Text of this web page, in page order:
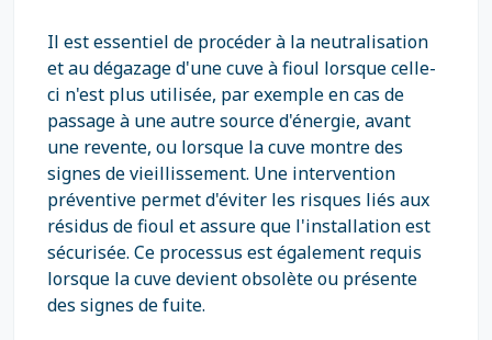
Il est essentiel de procéder à la neutralisation
et au dégazage d'une cuve à fioul lorsque celle-
ci n'est plus utilisée, par exemple en cas de
passage à une autre source d'énergie, avant
une revente, ou lorsque la cuve montre des
signes de vieillissement. Une intervention
préventive permet d'éviter les risques liés aux
résidus de fioul et assure que l'installation est
sécurisée. Ce processus est également requis
lorsque la cuve devient obsolète ou présente
des signes de fuite.